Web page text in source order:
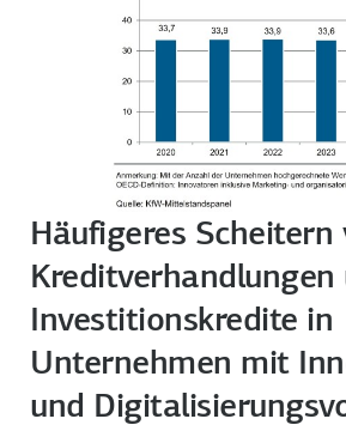
Häufigeres Scheitern
Kreditverhandlungen
Investitionskredite in
Unternehmen mit
und